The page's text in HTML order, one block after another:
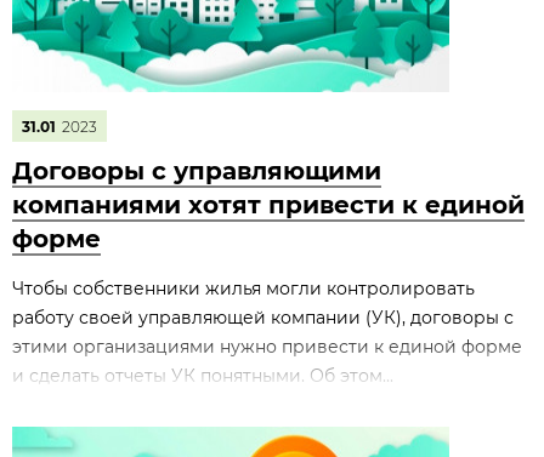
31.01 2023
Договоры с управляющими
компаниями хотят привести к единой
форме
Чтобы собственники жилья могли контролировать
работу своей управляющей компании (УК), договоры с
этими организациями нужно привести к единой форме
и сделать отчеты УК понятными. Об этом...